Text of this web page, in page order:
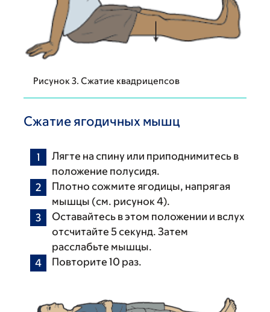
Рисунок 3. Сжатие квадрицепсов
Сжатие ягодичных мышц
Лягте на спину или приподнимитесь в
положение полусидя.
Плотно сожмите ягодицы, напрягая
мышцы (см. рисунок 4).
Оставайтесь в этом положении и вслух
отсчитайте 5 секунд. Затем
расслабьте мышцы.
Повторите 10 раз.